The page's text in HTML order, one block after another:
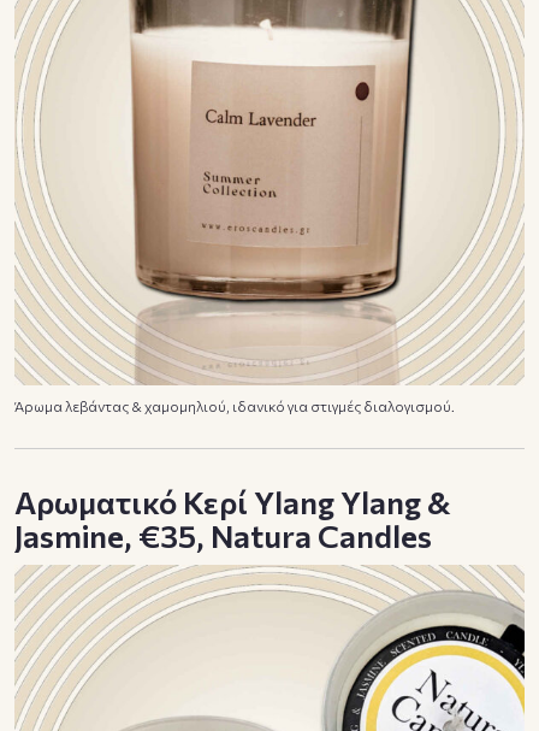
Άρωμα λεβάντας & χαμομηλιού, ιδανικό για στιγμές διαλογισμού.
Αρωματικό Κερί Ylang Ylang &
Jasmine, €35, Natura Candles